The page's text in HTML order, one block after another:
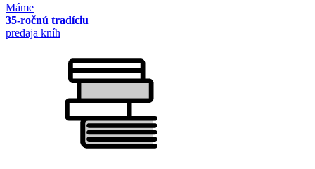
Máme
35-ročnú tradíciu
predaja kníh